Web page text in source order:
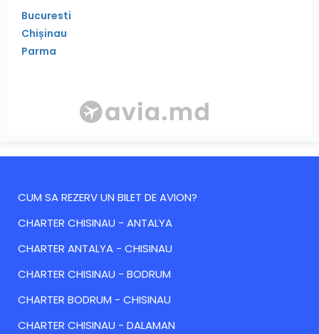
Bucuresti
Chișinau
Parma
CUM SA REZERV UN BILET DE AVION?
CHARTER CHISINAU - ANTALYA
CHARTER ANTALYA - CHISINAU
CHARTER CHISINAU - BODRUM
CHARTER BODRUM - CHISINAU
CHARTER CHISINAU - DALAMAN